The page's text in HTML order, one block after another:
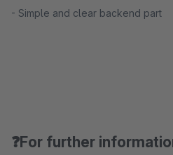
- Simple and clear backend part
❓For further